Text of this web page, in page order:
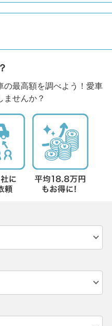
の最高額を調べよう！愛車
ませんか？